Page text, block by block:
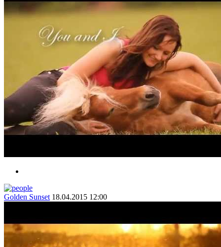
Golden Sunset 18.04.2015 12:00